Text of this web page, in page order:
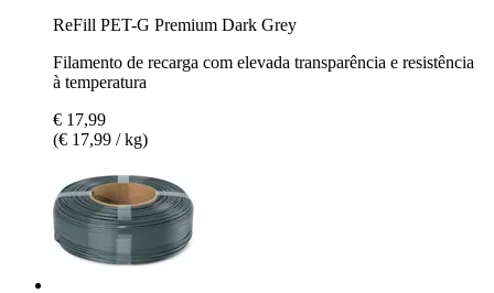
ReFill PET-G Premium Dark Grey
Filamento de recarga com elevada transparência e resistência
à temperatura
€ 17,99
(€ 17,99 / kg)